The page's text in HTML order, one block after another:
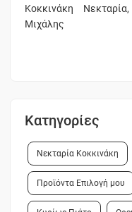
Κοκκινάκη
Μιχάλης
Κατηγορίες
Νεκταρία Κοκκινάκη
Προϊόντα Επιλογή μου